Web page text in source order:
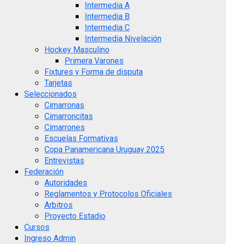
Intermedia A
Intermedia B
Intermedia C
Intermedia Nivelación
Hockey Masculino
Primera Varones
Fixtures y Forma de disputa
Tarjetas
Seleccionados
Cimarronas
Cimarroncitas
Cimarrones
Escuelas Formativas
Copa Panamericana Uruguay 2025
Entrevistas
Federación
Autoridades
Reglamentos y Protocolos Oficiales
Arbitros
Proyecto Estadio
Cursos
Ingreso Admin